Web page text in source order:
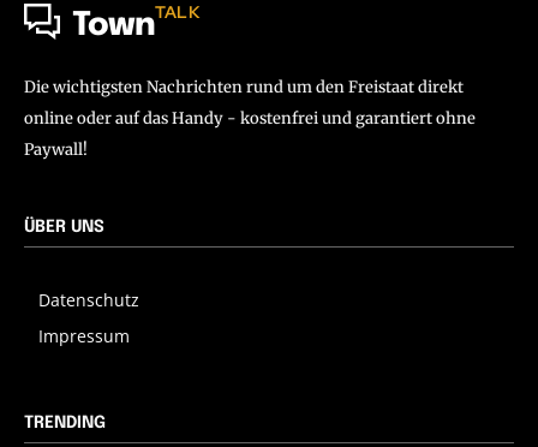
TownTALK
Die wichtigsten Nachrichten rund um den Freistaat direkt
online oder auf das Handy - kostenfrei und garantiert ohne
Paywall!
ÜBER UNS
Datenschutz
Impressum
TRENDING